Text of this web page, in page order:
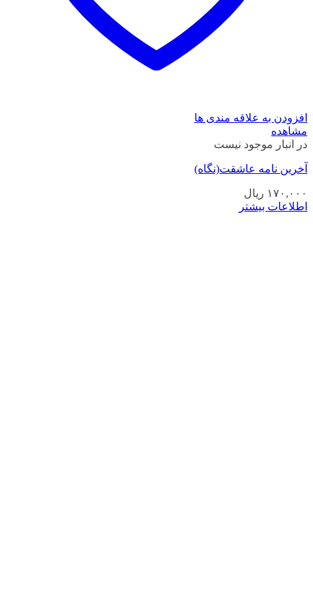
افزودن به علاقه مندی ها
مشاهده
در انبار موجود نیست
آخرین نامه عاشقت(نگاه)
۱۷۰,۰۰۰ ریال
اطلاعات بیشتر